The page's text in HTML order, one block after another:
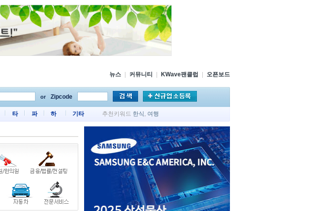
뉴스 커뮤니티 KWave팬클럽 오픈보드
or Zipcode
타 파 하 기타 추천키워드 한식 , 여행